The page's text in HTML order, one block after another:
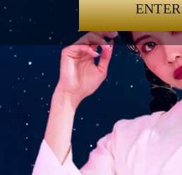
ENTER